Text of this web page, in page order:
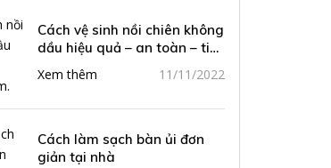
Cách vệ sinh nồi chiên không
dầu hiệu quả – an toàn – tiết
Xem thêm 11/11/2022
Cách làm sạch bàn ủi đơn
giản tại nhà